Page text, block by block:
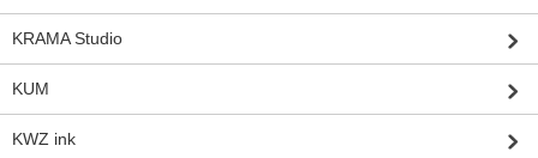
KRAMA Studio
KUM
KWZ ink